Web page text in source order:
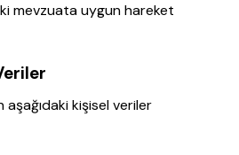
mevzuata uygun hareket
kişisel veriler